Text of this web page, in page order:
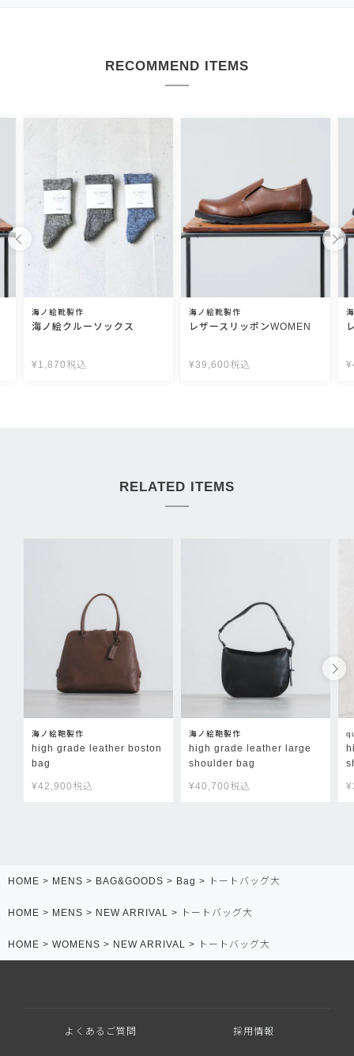
RECOMMEND ITEMS
海ノ絵靴製作
海ノ絵クルーソックス
¥1,870 税込
海ノ絵靴製作
レザースリッポンWOMEN
¥39,600 税込 ¥
RELATED ITEMS
海ノ絵鞄製作
high grade leather boston
bag
¥42,900 税込
海ノ絵鞄製作
high grade leather large
shoulder bag
¥40,700 税込 ¥
HOME MENS BAG&GOODS Bag トートバッグ大
HOME MENS NEW ARRIVAL トートバッグ大
HOME WOMENS NEW ARRIVAL トートバッグ大
よくあるご質問 採用情報